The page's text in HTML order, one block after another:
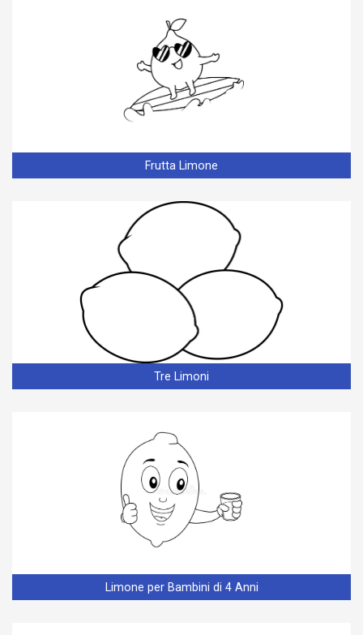
Frutta Limone
Tre Limoni
Limone per Bambini di 4 Anni